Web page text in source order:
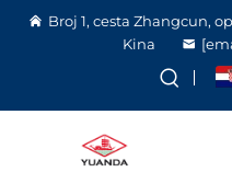
Broj 1, cesta Zhangcun,
Kina